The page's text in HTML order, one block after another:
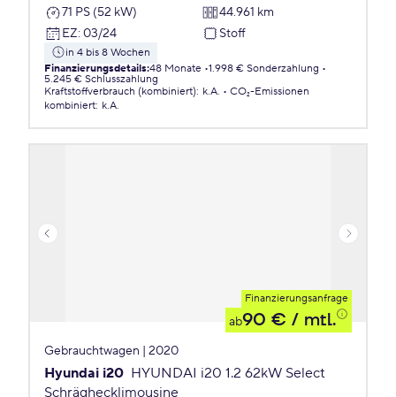
71 PS (52 kW)
44.961 km
EZ: 03/24 Stoff
in 4 bis 8 Wochen
Finanzierungsdetails:48 Monate 1.998 € Sonderzahlung
5.245 € Schlusszahlung
Kraftstoffverbrauch (kombiniert): k.A.
CO₂-Emissionen
kombiniert: k.A.
Finanzierungsanfrage
ab90 € / mtl.
Gebrauchtwagen | 2020
Hyundai i20 HYUNDAI i20 1.2 62kW Select
Schräghecklimousine